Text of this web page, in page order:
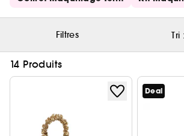
Filtres Tri :
14 Produits
Deal